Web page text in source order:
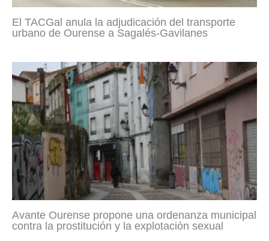
El TACGal anula la adjudicación del transporte
urbano de Ourense a Sagalés-Gavilanes
Avante Ourense propone una ordenanza municipal
contra la prostitución y la explotación sexual